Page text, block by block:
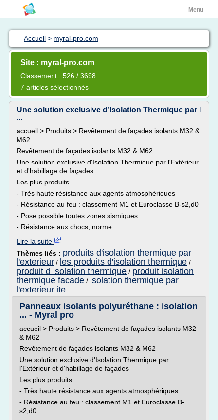
Menu
Accueil > myral-pro.com
Site : myral-pro.com
Classement : 526 / 3698
7 articles sélectionnés
Une solution exclusive d’Isolation Thermique par l
...
accueil > Produits > Revêtement de façades isolants M32 &
M62
Revêtement de façades isolants M32 & M62
Une solution exclusive d'Isolation Thermique par l'Extérieur
et d'habillage de façades
Les plus produits
- Très haute résistance aux agents atmosphériques
- Résistance au feu : classement M1 et Euroclasse B-s2,d0
- Pose possible toutes zones sismiques
- Résistance aux chocs, norme...
Lire la suite
Thèmes liés : produits d'isolation thermique par
l'exterieur / les produits d'isolation thermique /
produit d isolation thermique / produit isolation
thermique facade / isolation thermique par
l'exterieur ite
Panneaux isolants polyuréthane : isolation
... - Myral pro
accueil > Produits > Revêtement de façades isolants M32
& M62
Revêtement de façades isolants M32 & M62
Une solution exclusive d'Isolation Thermique par
l'Extérieur et d'habillage de façades
Les plus produits
- Très haute résistance aux agents atmosphériques
- Résistance au feu : classement M1 et Euroclasse B-
s2,d0